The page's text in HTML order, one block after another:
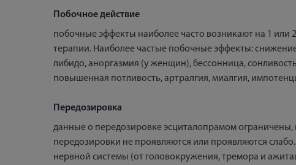
Побочное действие
побочные эффекты наиболее часто возникают на 1
терапии. Наиболее частые побочные эффекты:
либидо, аноргазмия (у женщин), бессонница,
повышенная потливость, артралгия, миалгия,
Передозировка
данные о передозировке эсциталопрамом ограничены,
передозировки не проявляются или проявляются
нервной системы (от головокружения, тремора и